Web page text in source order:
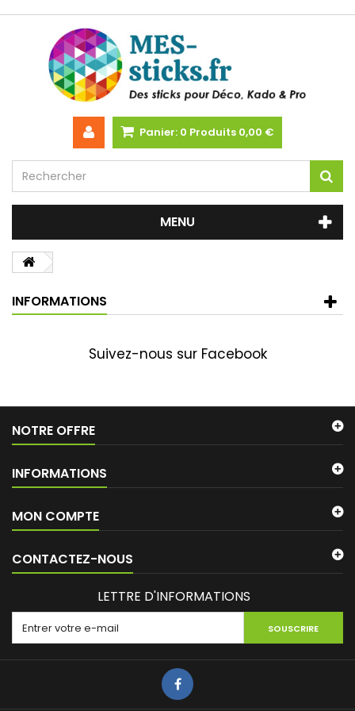
Panier: 0 Produits 0,00 €
MENU
INFORMATIONS
Suivez-nous sur Facebook
NOTRE OFFRE
INFORMATIONS
MON COMPTE
CONTACTEZ-NOUS
LETTRE D'INFORMATIONS
SOUSCRIRE